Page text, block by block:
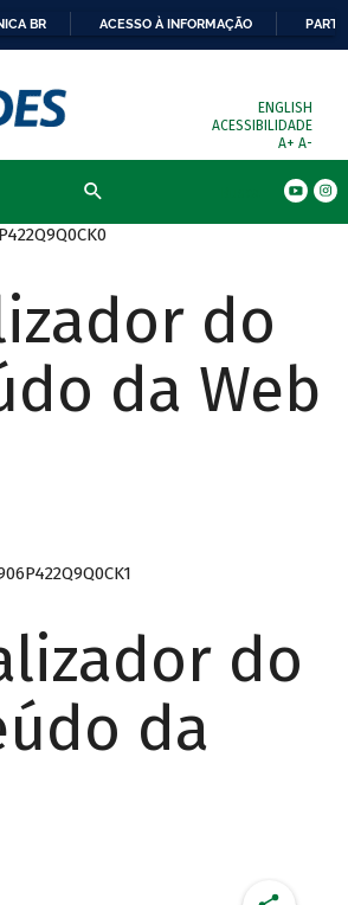
BR ACESSO À INFORMAÇÃO
ENGLISH
ACESSIBILIDADE
A+ A-
do
da Web
do
da